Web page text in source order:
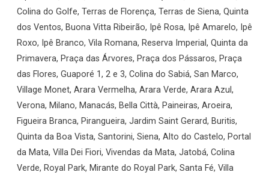
Colina do Golfe, Terras de Florença, Terras de Siena, Quinta
dos Ventos, Buona Vitta Ribeirão, Ipê Rosa, Ipê Amarelo, Ipê
Roxo, Ipê Branco, Vila Romana, Reserva Imperial, Quinta da
Primavera, Praça das Árvores, Praça dos Pássaros, Praça
das Flores, Guaporé 1, 2 e 3, Colina do Sabiá, San Marco,
Village Monet, Arara Vermelha, Arara Verde, Arara Azul,
Verona, Milano, Manacás, Bella Città, Paineiras, Aroeira,
Figueira Branca, Pirangueira, Jardim Saint Gerard, Buritis,
Quinta da Boa Vista, Santorini, Siena, Alto do Castelo, Portal
da Mata, Villa Dei Fiori, Vivendas da Mata, Jatobá, Colina
Verde, Royal Park, Mirante do Royal Park, Santa Fé, Villa